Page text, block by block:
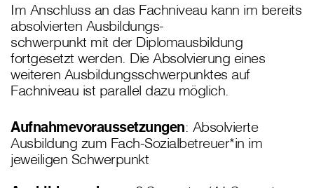
Im Anschluss an das Fachniveau kann im bereits
absolvierten Ausbildungs-
schwerpunkt mit der Diplomausbildung
fortgesetzt werden. Die Absolvierung eines
weiteren Ausbildungsschwerpunktes auf
Fachniveau ist parallel dazu möglich.
Aufnahmevoraussetzungen: Absolvierte
Ausbildung zum Fach-Sozialbetreuer*in im
jeweiligen Schwerpunkt